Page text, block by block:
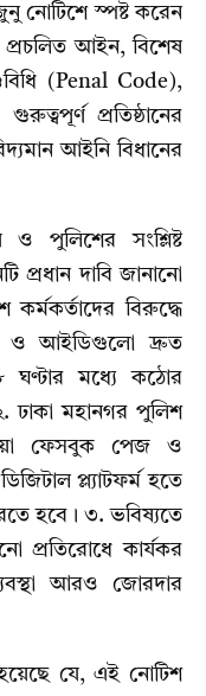
স্পষ্ট করেন
প্রচলিত আইন, বিশেষ
(Penal Code),
প্রতিষ্ঠানের
আইনি বিধানের
ও পুলিশের সংশ্লিষ্ট
প্রধান দাবি জানানো
বিরুদ্ধে
ও আইডিগুলো দ্রুত
ঘণ্টার মধ্যে কঠোর
ঢাকা মহানগর পুলিশ
ফেসবুক পেজ ও
প্ল্যাটফর্ম হতে
হবে। ৩. ভবিষ্যতে
প্রতিরোধে কার্যকর
আরও জোরদার
যে, এই নোটিশ